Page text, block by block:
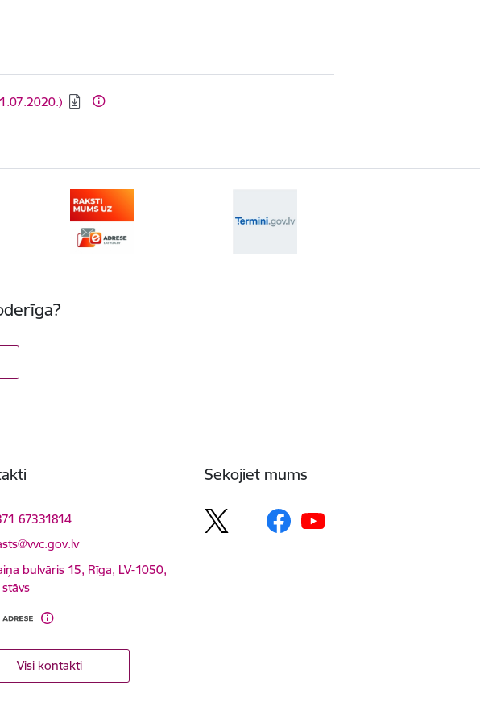
67331814
bulvāris 15, Rīga, LV-1050,
Visi kontakti
Sekojiet mums